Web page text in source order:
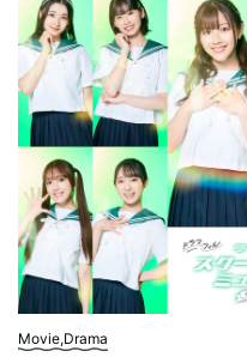
Movie,Drama